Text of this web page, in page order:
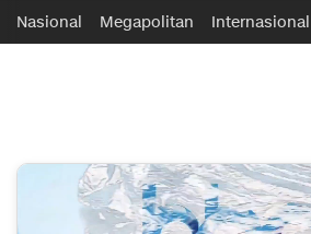
Nasional Megapolitan Internasional